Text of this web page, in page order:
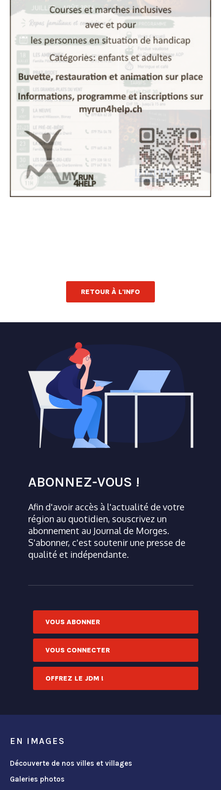
RETOUR À L'INFO
ABONNEZ-VOUS !
Afin d'avoir accès à l'actualité de votre
région au quotidien, souscrivez un
abonnement au Journal de Morges.
S'abonner, c'est soutenir une presse de
qualité et indépendante.
VOUS ABONNER
VOUS CONNECTER
OFFREZ LE JDM !
EN IMAGES
Découverte de nos villes et villages
Galeries photos